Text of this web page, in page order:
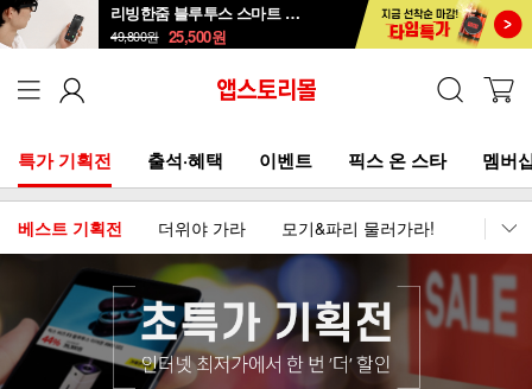
리빙한줌 블루투스 스마트 안경 선글라스
49,800원 25,500원
특가 기획전 출석·혜택 이벤트 픽스 온 스타 멤버
베스트 기획전 더위야 가라 모기&파리 물러가라! 이어폰